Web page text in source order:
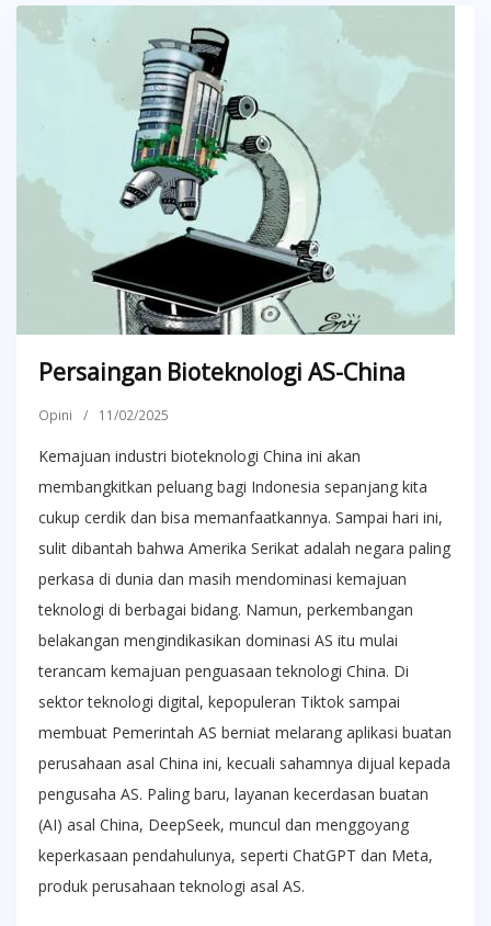
Persaingan Bioteknologi AS-China
Opini / 11/02/2025
Kemajuan industri bioteknologi China ini akan
membangkitkan peluang bagi Indonesia sepanjang kita
cukup cerdik dan bisa memanfaatkannya. Sampai hari ini,
sulit dibantah bahwa Amerika Serikat adalah negara paling
perkasa di dunia dan masih mendominasi kemajuan
teknologi di berbagai bidang. Namun, perkembangan
belakangan mengindikasikan dominasi AS itu mulai
terancam kemajuan penguasaan teknologi China. Di
sektor teknologi digital, kepopuleran Tiktok sampai
membuat Pemerintah AS berniat melarang aplikasi buatan
perusahaan asal China ini, kecuali sahamnya dijual kepada
pengusaha AS. Paling baru, layanan kecerdasan buatan
(AI) asal China, DeepSeek, muncul dan menggoyang
keperkasaan pendahulunya, seperti ChatGPT dan Meta,
produk perusahaan teknologi asal AS.